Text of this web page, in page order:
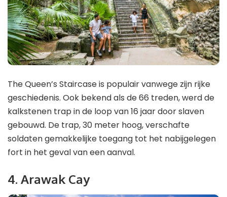
The Queen’s Staircase is populair vanwege zijn rijke
geschiedenis. Ook bekend als de 66 treden, werd de
kalkstenen trap in de loop van 16 jaar door slaven
gebouwd. De trap, 30 meter hoog, verschafte
soldaten gemakkelijke toegang tot het nabijgelegen
fort in het geval van een aanval.
4. Arawak Cay